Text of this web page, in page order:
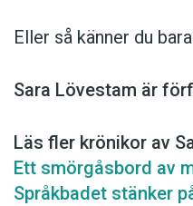
Eller så känner du
Sara Lövestam är
Läs fler krönikor av
Ett smörgåsbord av
Språkbadet stänker